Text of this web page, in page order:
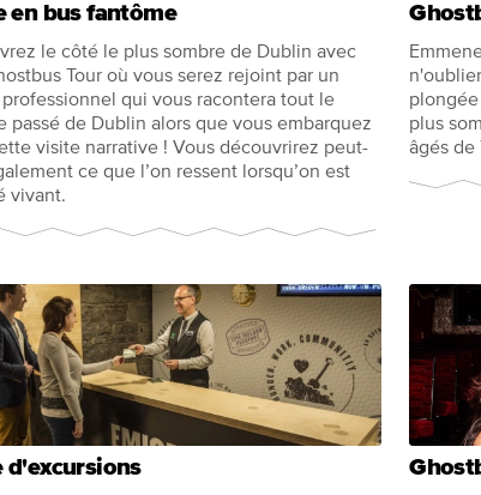
en bus fantôme
le côté le plus sombre de Dublin avec
Tour où vous serez rejoint par un
qui vous racontera tout le
passé de Dublin alors que vous embarquez
visite narrative ! Vous découvrirez peut-
ce que l’on ressent lorsqu’on est
vivant.
plus
âgés de
d'excursions